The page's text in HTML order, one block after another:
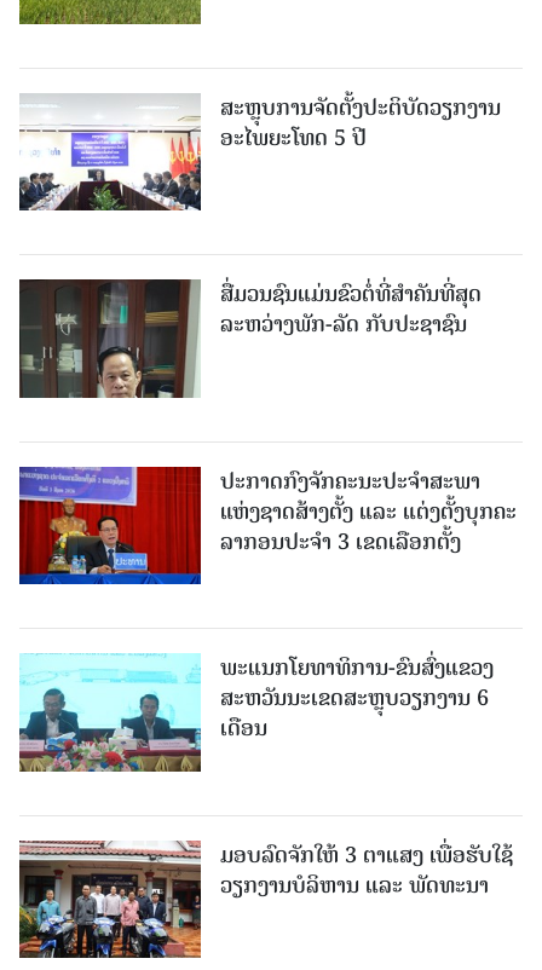
ສະຫຼຸບການຈັດຕັ້ງປະຕິບັດວຽກງານ
ອະໄພຍະໂທດ 5 ປີ
ສື່ມວນຊົນແມ່ນຂົວຕໍ່ທີ່ສໍາຄັນທີ່ສຸດ
ລະຫວ່າງພັກ-ລັດ ກັບປະຊາຊົນ
ປະກາດກົງຈັກຄະນະປະຈໍາສະພາ
ແຫ່ງຊາດສ້າງຕັ້ງ ແລະ ແຕ່ງຕັ້ງບຸກຄະ
ລາກອນປະຈໍາ 3 ເຂດເລືອກຕັ້ງ
ພະແນກໂຍທາທິການ-ຂົນສົ່ງແຂວງ
ສະຫວັນນະເຂດສະຫຼຸບວຽກງານ 6
ເດືອນ
ມອບລົດຈັກໃຫ້ 3 ຕາແສງ ເພື່ອຮັບໃຊ້
ວຽກງານບໍລິຫານ ແລະ ພັດທະນາ